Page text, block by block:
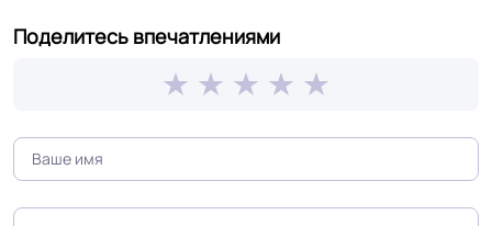
Класс 34+/43+ кл.
Группа истираемости Группа Т
Устойчивость к химии
Поделитесь впечатлениями